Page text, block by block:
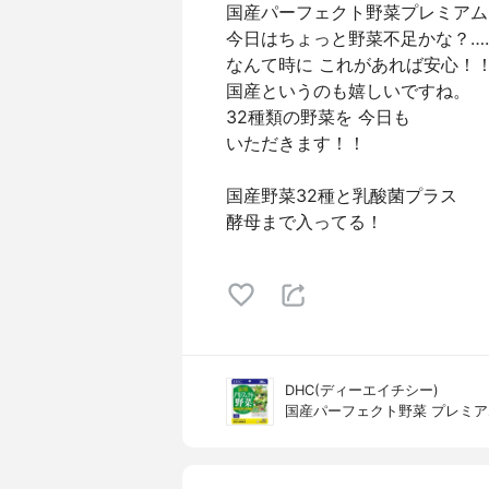
国産パーフェクト野菜プレミアム
今日はちょっと野菜不足かな？
なんて時に これがあれば安心！！
国産というのも嬉しいですね。
32種類の野菜を 今日も
いただきます！！
国産野菜32種と乳酸菌プラス
酵母まで入ってる！
DHC(ディーエイチシー)
国産パーフェクト野菜 プレミ